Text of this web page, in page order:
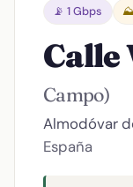
📡 1 Gbps
⛰️
Calle
Campo)
Almodóvar
España